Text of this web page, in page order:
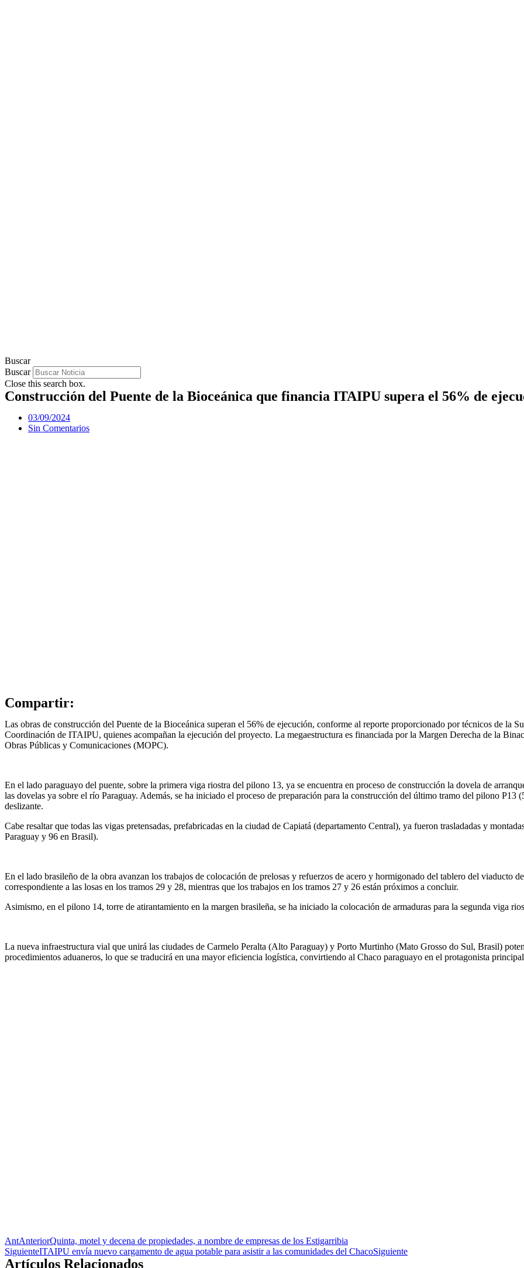
Buscar
Buscar
Close this search box.
Construcción del Puente de la Bioceánica que financia ITAIPU supera el 56% de
03/09/2024
Sin Comentarios
Compartir:
Las obras de construcción del Puente de la Bioceánica superan el 56% de ejecución, conforme al reporte proporcionado por técnicos de la
Coordinación de ITAIPU, quienes acompañan la ejecución del proyecto. La megaestructura es financiada por la Margen Derecha de la
Obras Públicas y Comunicaciones (MOPC).
En el lado paraguayo del puente, sobre la primera viga riostra del pilono 13, ya se encuentra en proceso de construcción la dovela de
las dovelas ya sobre el río Paraguay. Además, se ha iniciado el proceso de preparación para la construcción del último tramo del pilono P13
deslizante.
Cabe resaltar que todas las vigas pretensadas, prefabricadas en la ciudad de Capiatá (departamento Central), ya fueron trasladadas y
Paraguay y 96 en Brasil).
En el lado brasileño de la obra avanzan los trabajos de colocación de prelosas y refuerzos de acero y hormigonado del tablero del viaducto
correspondiente a las losas en los tramos 29 y 28, mientras que los trabajos en los tramos 27 y 26 están próximos a concluir.
Asimismo, en el pilono 14, torre de atirantamiento en la margen brasileña, se ha iniciado la colocación de armaduras para la segunda viga
La nueva infraestructura vial que unirá las ciudades de Carmelo Peralta (Alto Paraguay) y Porto Murtinho (Mato Grosso do Sul, Brasil)
procedimientos aduaneros, lo que se traducirá en una mayor eficiencia logística, convirtiendo al Chaco paraguayo en el protagonista
AntAnteriorQuinta, motel y decena de propiedades, a nombre de empresas de los Estigarribia
SiguienteITAIPU envía nuevo cargamento de agua potable para asistir a las comunidades del ChacoSiguiente
Artículos Relacionados